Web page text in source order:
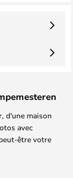
d'une maison
avec
être votre